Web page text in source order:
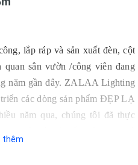
lắp ráp và sản xuất đèn, cột
sân vườn /công viên đang
năm gần đây. ZALAA Lighting
các dòng sản phẩm ĐẸP LẠ
năm qua, chúng tôi đã thực
thêm